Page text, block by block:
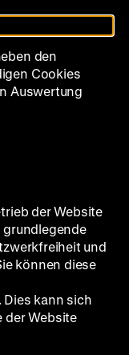
den
Cookies
Auswertung
der Website
und
können diese
kann sich
der Website